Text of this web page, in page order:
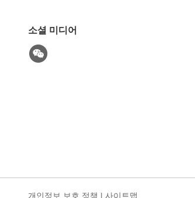
소셜 미디어
개인정보 보호 정책 | 사이트맵